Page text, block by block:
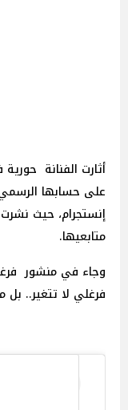
أثارت الفنانة
على حسابها
إنستجرام، حيث
متابعيها.
وجاء في منشور
فرغلي لا تتغير..